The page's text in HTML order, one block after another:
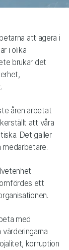
att agera i
i olika
brukar det
åren arbetat
att våra
Det gäller
medarbetare.
ett
med
korruption